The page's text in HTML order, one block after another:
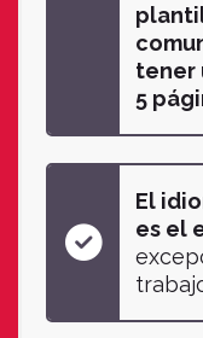
tener
5
El
es el